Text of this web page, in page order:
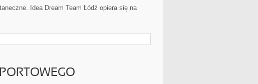
Idea Dream Team Łódź opiera się na